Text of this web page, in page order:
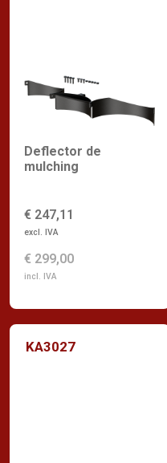
Deflector de
mulching
€ 247,11
excl. IVA
€ 299,00
incl. IVA
KA3027